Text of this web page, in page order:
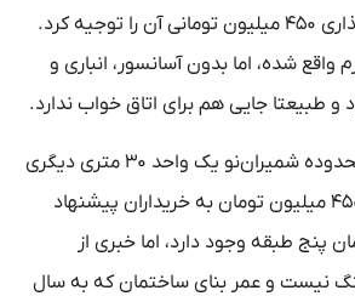
تاحدودی نحوه قیمت‌گذاری ۴۵۰ میلیون تومانی آن را توجیه کرد.
واقع شده، اما بدون آسانسور، انباری و
طبیعتا جایی هم برای اتاق خواب ندارد.
همان حوالی یعنی در محدوده شمیران‌نو یک واحد ۳۰ متری دیگری
را در طبقه زیرهمکف، ۴۵۰ میلیون تومان به خریداران پیشنهاد
پنج طبقه وجود دارد، اما خبری از
نیست و عمر بنای ساختمان که به سال